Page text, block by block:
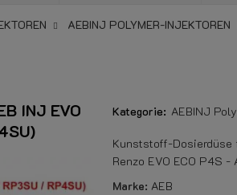
AEBINJ POLYMER-INJEKTOREN
INJ EVO
Kategorie: AEBINJ
Kunststoff-Dosierdüse
Renzo EVO ECO P4S
Marke: AEB